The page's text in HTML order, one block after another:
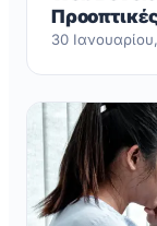
30